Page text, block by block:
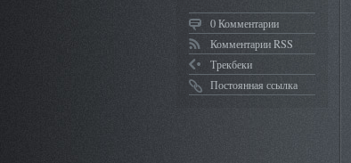
0 Комментарии
Комментарии RSS
Трекбеки
Постоянная ссылка